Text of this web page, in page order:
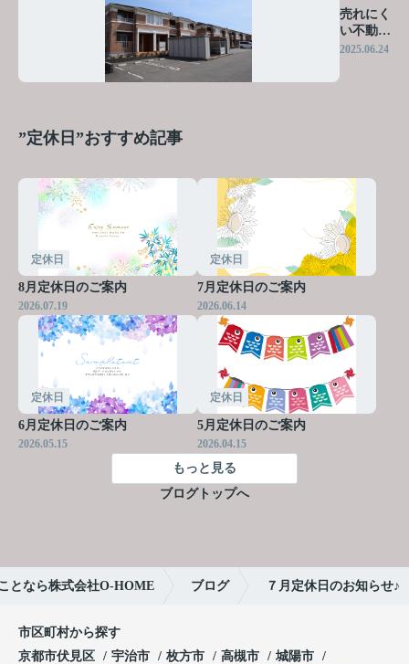
売れにく
い不動産
とは何
と解決策
2025.06.24
”定休日”おすすめ記事
定休日
8月定休日のご案内
2026.07.19
定休日
7月定休日のご案内
2026.06.14
定休日
6月定休日のご案内
2026.05.15
定休日
5月定休日のご案内
2026.04.15
もっと見る
ブログトップへ
となら株式会社O-HOME ブログ ７月定休日のお知らせ♪
市区町村から探す
京都市伏見区
宇治市 枚方市 高槻市
城陽市